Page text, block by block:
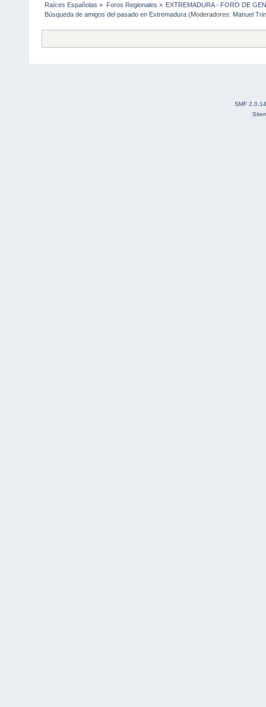
Raíces Españolas » Foros Regionales »
EXTREMADURA - FORO DE
Búsqueda de amigos del pasado en Extremadura (Moderadores: Manuel
SMF 2.0.14